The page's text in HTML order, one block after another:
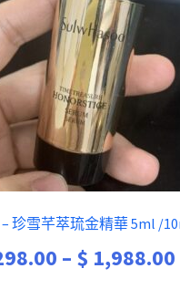
珍雪芊萃琉金精華 5ml /
– $ 1,988.00